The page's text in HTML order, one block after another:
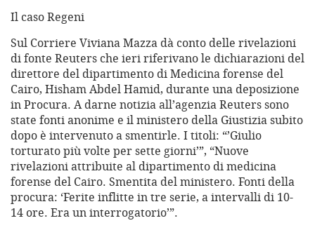
Il caso Regeni
Sul Corriere Viviana Mazza dà conto delle rivelazioni
di fonte Reuters che ieri riferivano le dichiarazioni del
direttore del dipartimento di Medicina forense del
Cairo, Hisham Abdel Hamid, durante una deposizione
in Procura. A darne notizia all’agenzia Reuters sono
state fonti anonime e il ministero della Giustizia subito
dopo è intervenuto a smentirle. I titoli: “’Giulio
torturato più volte per sette giorni’”, “Nuove
rivelazioni attribuite al dipartimento di medicina
forense del Cairo. Smentita del ministero. Fonti della
procura: ‘Ferite inflitte in tre serie, a intervalli di 10-
14 ore. Era un interrogatorio’”.